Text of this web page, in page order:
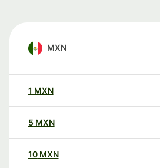
MXN
1 MXN
5 MXN
10 MXN